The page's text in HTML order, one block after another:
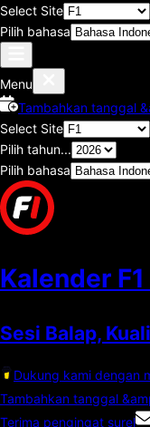
Select Site
Pilih bahasa
Menu
Tambahkan tanggal
Select Site
Pilih tahun...
Pilih bahasa
Kalender F1
Sesi Balap,
Dukung kami dengan
Tambahkan tanggal
Terima pengingat surel